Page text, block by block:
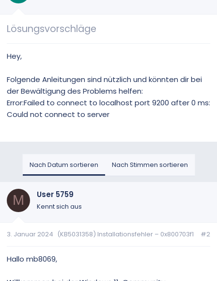
Lösungsvorschläge
Hey,
Folgende Anleitungen sind nützlich und könnten dir bei
der Bewältigung des Problems helfen:
Error:Failed to connect to localhost port 9200 after 0 ms:
Could not connect to server
Nach Datum sortieren Nach Stimmen sortieren
M User 5759
Kennt sich aus
3. Januar 2024 (KB5031358) Installationsfehler – 0x800703f1 #2
Hallo mb8069,